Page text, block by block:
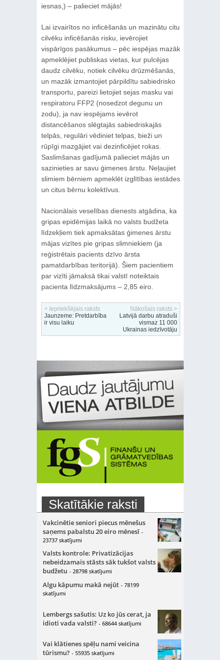
iesnas,) – palieciet mājās!
Lai izvairītos no inficēšanās un mazinātu citu
cilvēku inficēšanās risku, ievērojiet
vispārīgos pasākumus – pēc iespējas mazāk
apmeklējiet publiskas vietas, kur pulcējas
daudz cilvēku, notiek cilvēku drūzmēšanās,
un mazāk izmantojiet pārpildītu sabiedrisko
transportu, pareizi lietojiet sejas masku vai
respiratoru FFP2 (nosedzot degunu un
zodu), ja nav iespējams ievērot
distancēšanos slēgtajās sabiedriskajās
telpās, regulāri vēdiniet telpas, bieži un
rūpīgi mazgājiet vai dezinficējiet rokas.
Saslimšanas gadījumā palieciet mājās un
sazinieties ar savu ģimenes ārstu. Neļaujiet
slimiem bērniem apmeklēt izglītības iestādes
un citus bērnu kolektīvus.
Nacionālais veselības dienests atgādina, ka
gripas epidēmijas laikā no valsts budžeta
līdzekļiem tiek apmaksātas ģimenes ārstu
mājas vizītes pie gripas slimniekiem (ja
reģistrētais pacients dzīvo ārsta
pamatdarbības teritorijā). Šiem pacientiem
par vizīti jāmaksā tikai valstī noteiktais
pacienta līdzmaksājums – 2,85 eiro.
< Iepriekšējais raksts
Jaunzeme: Pretdarbība
ir visu laiku
Nākošais raksts >
Latvijā darbu atraduši
vismaz 11 000
Ukrainas iedzīvotāju
Skatītākie raksti
Vakcinētie seniori piecus mēnešus
saņems pabalstu 20 eiro mēnesī -
23737 skatījumi
Valsts kontrole: Privatizācijas
nebeidzamais stāsts sāk tukšot valsts
budžetu - 28798 skatījumi
Algu kāpumu makā nejūt - 78199
skatījumi
Lembergs sašutis: Uz ko jūs cerat, ja
idioti vada valsti? - 68644 skatījumi
Vai klātienes spēļu nami veicina
tūrismu? - 55935 skatījumi